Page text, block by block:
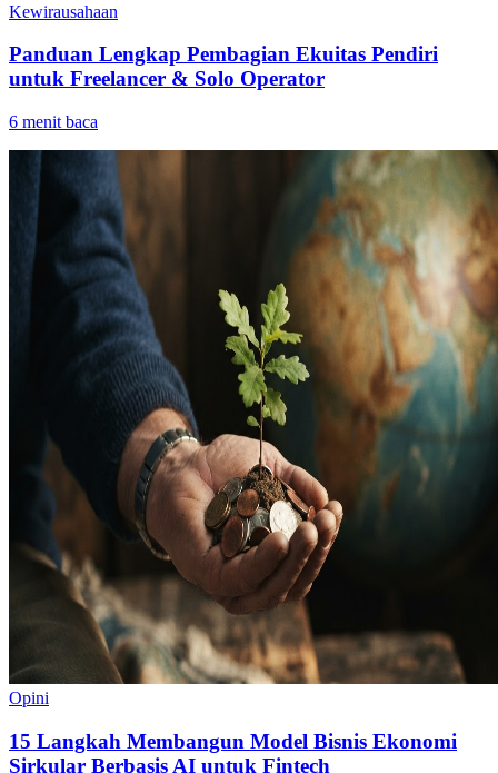
Kewirausahaan
Panduan Lengkap Pembagian Ekuitas Pendiri
untuk Freelancer & Solo Operator
6 menit baca
Opini
15 Langkah Membangun Model Bisnis Ekonomi
Sirkular Berbasis AI untuk Fintech